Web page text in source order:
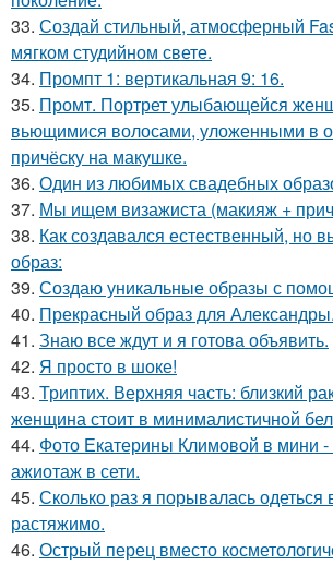
33. Создай стильный, атмосферный
мягком студийном свете.
34. Промпт 1: вертикальная 9: 16.
35. Промт. Портрет улыбающейся
вьющимися волосами, уложенными в
причёску на макушке.
36. Один из любимых свадебных
37. Мы ищем визажиста (макияж +
38. Как создавался естественный, но
образ:
39. Создаю уникальные образы с
40. Прекрасный образ для Александры.
41. Знаю все ждут и я готова объявить.
42. Я просто в шоке!
43. Триптих. Верхняя часть: близкий
женщина стоит в минималистичной
44. Фото Екатерины Климовой в мини
ажиотаж в сети.
45. Сколько раз я порывалась одеться
растяжимо.
46. Острый перец вместо